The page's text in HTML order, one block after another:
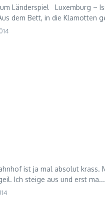
Länderspiel Luxemburg –
dem Bett, in die Klamotten
ist ja mal absolut
Ich steige aus und erst ma...